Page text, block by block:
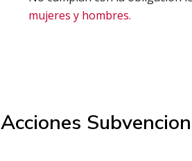
mujeres y hombres.
Acciones